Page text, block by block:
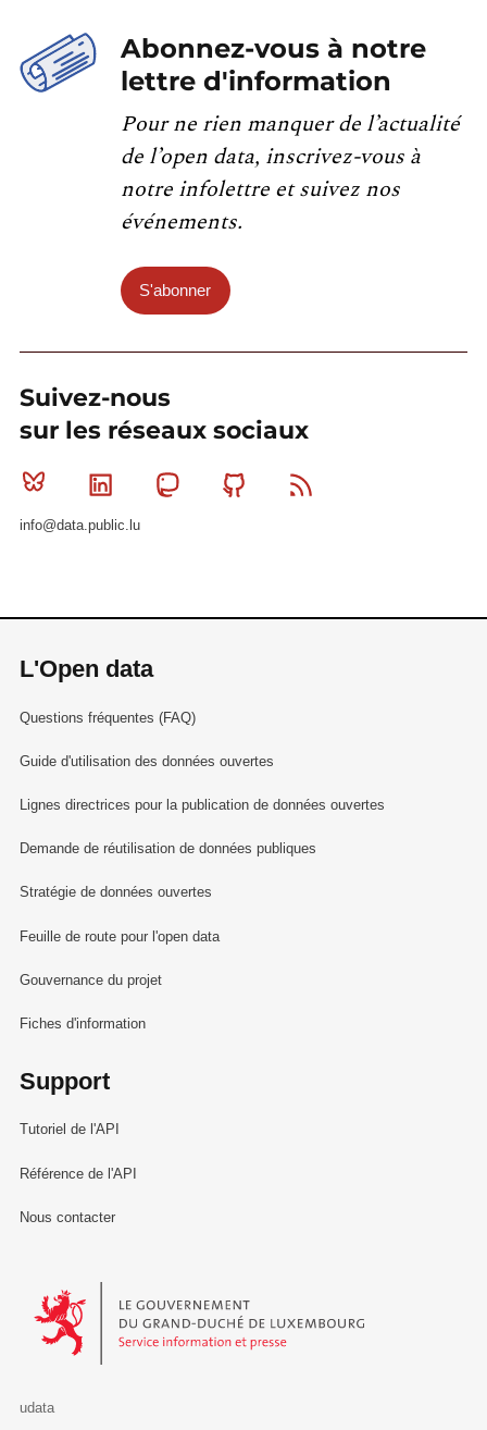
Abonnez-vous à notre
lettre d'information
Pour ne rien manquer de l’actualité
de l’open data, inscrivez-vous à
notre infolettre et suivez nos
événements.
S'abonner
Suivez-nous
sur les réseaux sociaux
Bluesky Linkedin MastodonGithub
info@data.public.lu
L'Open data
Questions fréquentes (FAQ)
Guide d'utilisation des données ouvertes
Lignes directrices pour la publication de données ouvertes
Demande de réutilisation de données publiques
Stratégie de données ouvertes
Feuille de route pour l'open data
Gouvernance du projet
Fiches d'information
Support
Tutoriel de l'API
Référence de l'API
Nous contacter
Le Gouvernement du Grand-Duché de Luxembourg - Service
udata